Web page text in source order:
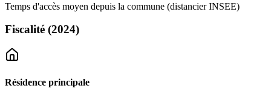
Temps d'accès moyen depuis la commune (distancier INSEE)
Fiscalité (2024)
Résidence principale